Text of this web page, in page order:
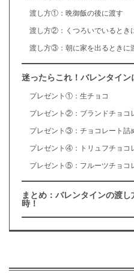
渡し方①：晩御飯の後に渡す
渡し方②：くつろいでいるとき
渡し方③：朝に家を出るときに
迷ったらこれ！バレンタイン
プレゼント①：生チョコ
プレゼント②：ブランドチョコ
プレゼント③：チョコレート詰
プレゼント④：トリュフチョコ
プレゼント⑤：フルーツチョコ
まとめ：バレンタインの渡
時！